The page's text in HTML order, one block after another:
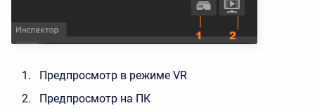
Предпросмотр в режиме VR
Предпросмотр на ПК